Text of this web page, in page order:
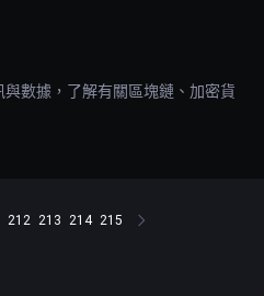
數據，了解有關區塊鏈、加密貨
212 213 214 215